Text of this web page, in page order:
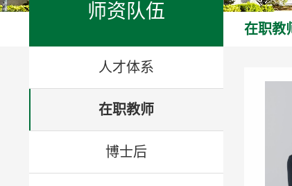
师资队伍
人才体系
在职教师
博士后
在职教